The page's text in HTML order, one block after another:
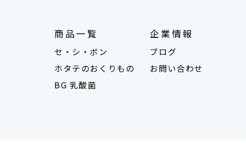
商品一覧
セ・シ・ボン
ホタテのおくりもの
BG 乳酸菌
企業情報
ブログ
お問い合わせ